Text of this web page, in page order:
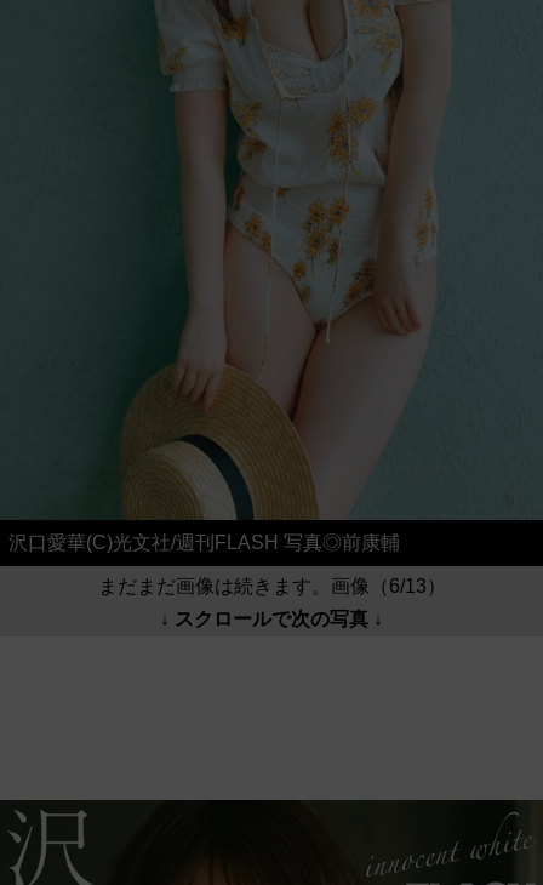
沢口愛華(C)光文社/週刊FLASH 写真◎前康輔
まだまだ画像は続きます。画像（6/13）
↓ スクロールで次の写真 ↓